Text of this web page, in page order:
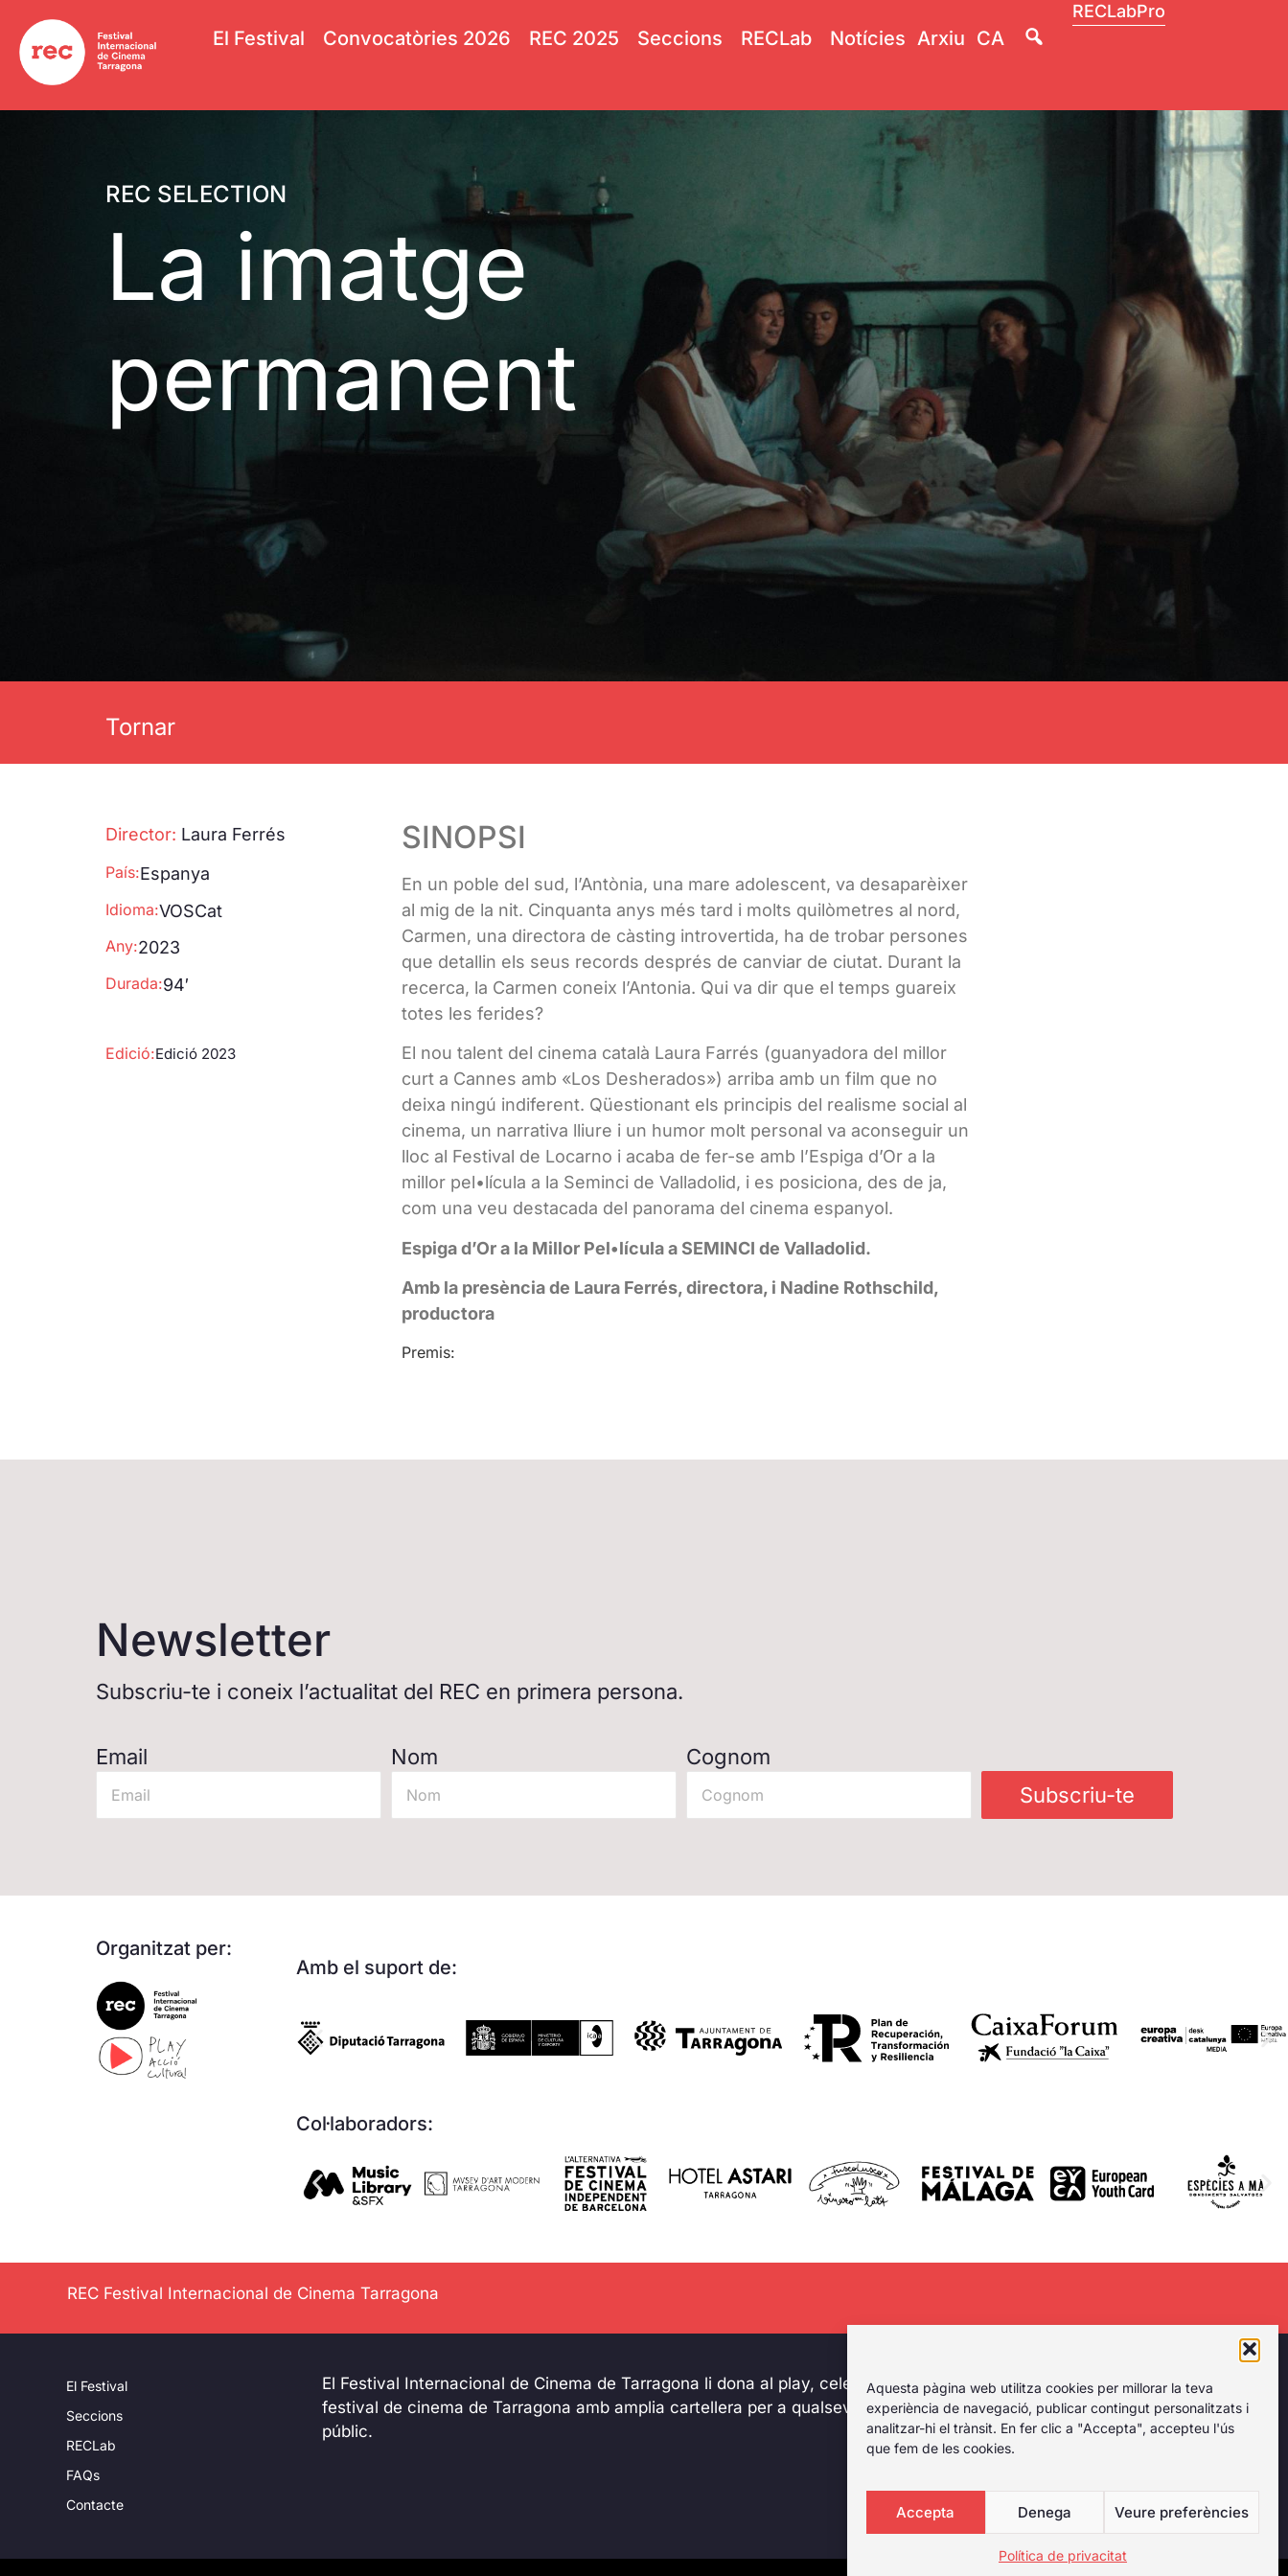
Aquesta pàgina web utilitza cookies per millorar la teva
experiència de navegació, publicar contingut personalitzats i
analitzar-hi el trànsit. En fer clic a "Accepta", accepteu l'ús
que fem de les cookies.
Accepta Denega Veure preferències
Política de privacitat
El Festival Convocatòries 2026 REC 2025 Seccions RECLab Notícies Arxiu CA
RECLabPro
REC SELECTION
La imatge
permanent
Tornar
Director: Laura Ferrés
País:Espanya
Idioma:VOSCat
Any:2023
Durada:94′
Edició:Edició 2023
SINOPSI
En un poble del sud, l’Antònia, una mare adolescent, va desaparèixer
al mig de la nit. Cinquanta anys més tard i molts quilòmetres al nord,
Carmen, una directora de càsting introvertida, ha de trobar persones
que detallin els seus records després de canviar de ciutat. Durant la
recerca, la Carmen coneix l’Antonia. Qui va dir que el temps guareix
totes les ferides?
El nou talent del cinema català Laura Farrés (guanyadora del millor
curt a Cannes amb «Los Desherados») arriba amb un film que no
deixa ningú indiferent. Qüestionant els principis del realisme social al
cinema, un narrativa lliure i un humor molt personal va aconseguir un
lloc al Festival de Locarno i acaba de fer-se amb l’Espiga d’Or a la
millor pel•lícula a la Seminci de Valladolid, i es posiciona, des de ja,
com una veu destacada del panorama del cinema espanyol.
Espiga d’Or a la Millor Pel•lícula a SEMINCI de Valladolid.
Amb la presència de Laura Ferrés, directora, i Nadine Rothschild,
productora
Premis:
Newsletter
Subscriu-te i coneix l’actualitat del REC en primera persona.
Email Nom
Cognom
Subscriu-te
Organitzat per:
Amb el suport de:
Col·laboradors:
REC Festival Internacional de Cinema Tarragona
El Festival
Seccions
RECLab
FAQs
Contacte
El Festival Internacional de Cinema de Tarragona li dona al play, celebrant el primer
festival de cinema de Tarragona amb amplia cartellera per a qualsevol tipus de
públic.